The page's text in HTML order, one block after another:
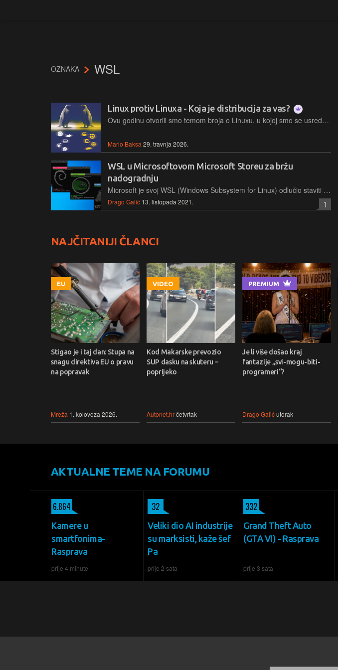
OZNAKA WSL
Linux protiv Linuxa - Koja je distribucija za vas?
Ovu godinu otvorili smo temom broja o Linuxu, u kojoj smo se usredotočili na razlike između Linuxa i Windowsa te pokazali kako isprobati i instalirati neku od distribucija Linuxa. Zbog popularnosti teme sada dublje ulazimo u razlike među distribucijama Linuxa i radnim okolinama, kako biste lakše odabrali konkretnu distribuciju i lakše se snašli u svijetu Linuxa.
Mario Baksa 29. travnja 2026.
WSL u Microsoftovom Microsoft Storeu za bržu
nadogradnju
Microsoft je svoj WSL (Windows Subsystem for Linux) odlučio staviti na Microsoft Store kako bi ubrzao i olakšao nadogradnju korisnicima ovoga sustava koji je dostupan od Windowsa 10, ali je integriran u nove Windowse 11
Drago Galić 13. listopada 2021. 1
NAJČITANIJI ČLANCI
EU
Stigao je i taj dan: Stupa na
snagu direktiva EU o pravu
na popravak
Mreža 1. kolovoza 2026.
VIDEO
Kod Makarske prevozio
SUP dasku na skuteru –
poprijeko
Autonet.hrčetvrtak
PREMIUM
Je li više došao kraj
fantazije „svi-mogu-biti-
programeri“?
Drago Galićutorak
AKTUALNE TEME NA FORUMU
Kamere u
smartfonima-
Rasprava
prije 4 minute
6.864
Veliki dio AI industrije
su marksisti, kaže šef
Pa
prije 2 sata
32
Grand Theft Auto
(GTA VI) - Rasprava
prije 3 sata
332